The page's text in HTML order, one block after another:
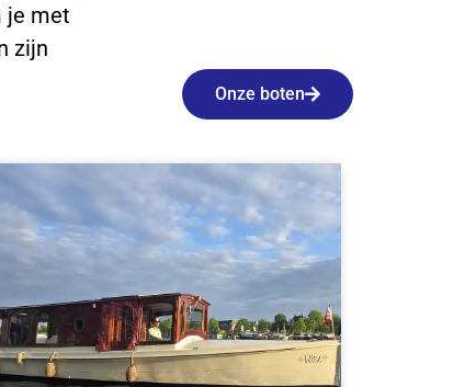
je met
zijn
Onze boten